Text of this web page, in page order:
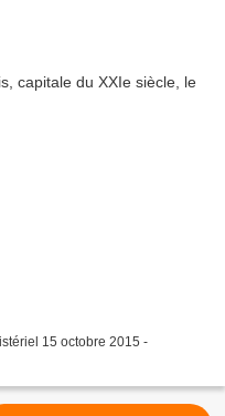
15 octobre 2015 -